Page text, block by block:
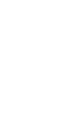
に「施工技
、下地の処理
ると、数年で
して行いま
ちが良いほど
高い評価をい
がりをご提案